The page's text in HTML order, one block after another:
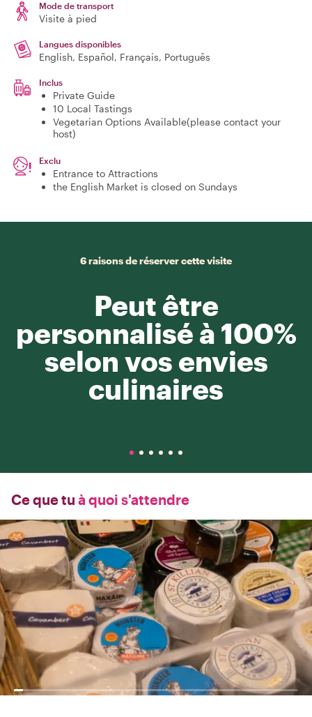
Mode de transport
Visite à pied
Langues disponibles
English, Español, Français, Português
Inclus
Private Guide
10 Local Tastings
Vegetarian Options Available(please contact your
host)
Exclu
Entrance to Attractions
the English Market is closed on Sundays
6 raisons de réserver cette visite
Peut être
personnalisé à 100%
selon vos envies
culinaires
Ce que tu à quoi s'attendre